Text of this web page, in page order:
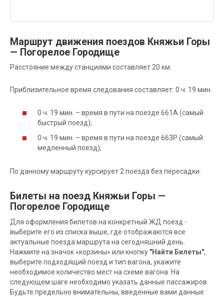
Маршрут движения поездов Княжьи Горы
— Погорелое Городище
Расстояние между станциями составляет 20 км.
Приблизительное время следования составляет: 0 ч. 19 мин.
0 ч. 19 мин. – время в пути на поезде 661А (самый
быстрый поезд);
0 ч. 19 мин. – время в пути на поезде 663Р (самый
медленный поезд);
По данному маршруту курсирует 2 поезда без пересадки.
Билеты на поезд Княжьи Горы —
Погорелое Городище
Для оформления билетов на конкретный ЖД поезд -
выберите его из списка выше, где отображаются все
актуальные поезда маршрута на сегодняшний день.
Нажмите на значок «корзины» или кнопку "Найти Билеты",
выберите подходящий поезд и тип вагона, укажите
необходимое количество мест на схеме вагона. На
следующем шаге необходимо указать данные пассажиров.
Будьте предельно внимательны, введенные вами данные